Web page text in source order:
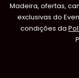
Madeira, ofertas,
exclusivas do
condições da